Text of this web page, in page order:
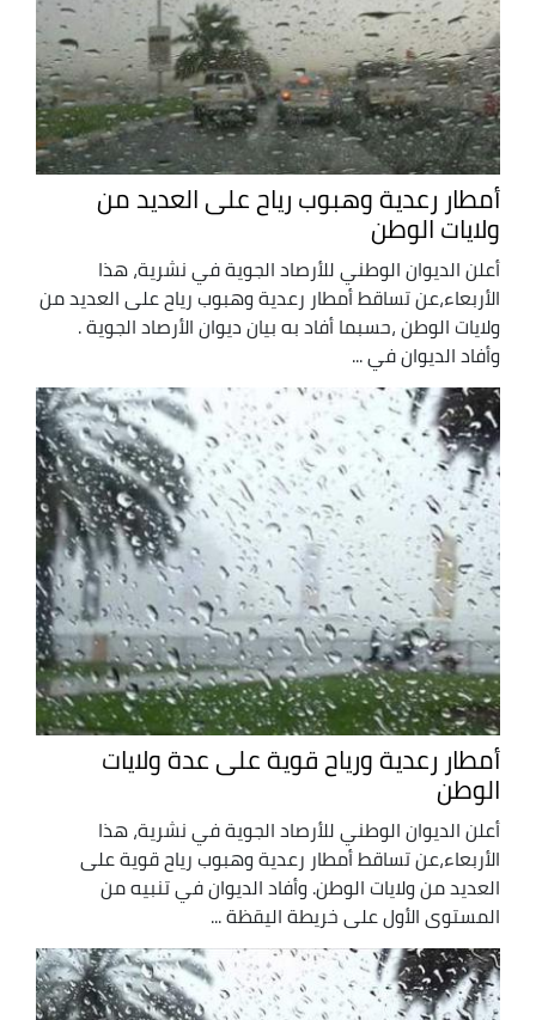
أمطار رعدية وهبوب رياح على العديد من
ولايات الوطن
أعلن الديوان الوطني للأرصاد الجوية في نشرية، هذا
الأربعاء،عن تساقط أمطار رعدية وهبوب رياح على العديد من
ولايات الوطن ،حسبما أفاد به بيان ديوان الأرصاد الجوية .
وأفاد الديوان في ...
أمطار رعدية ورياح قوية على عدة ولايات
الوطن
أعلن الديوان الوطني للأرصاد الجوية في نشرية، هذا
الأربعاء،عن تساقط أمطار رعدية وهبوب رياح قوية على
العديد من ولايات الوطن. وأفاد الديوان في تنبيه من
المستوى الأول على خريطة اليقظة ...